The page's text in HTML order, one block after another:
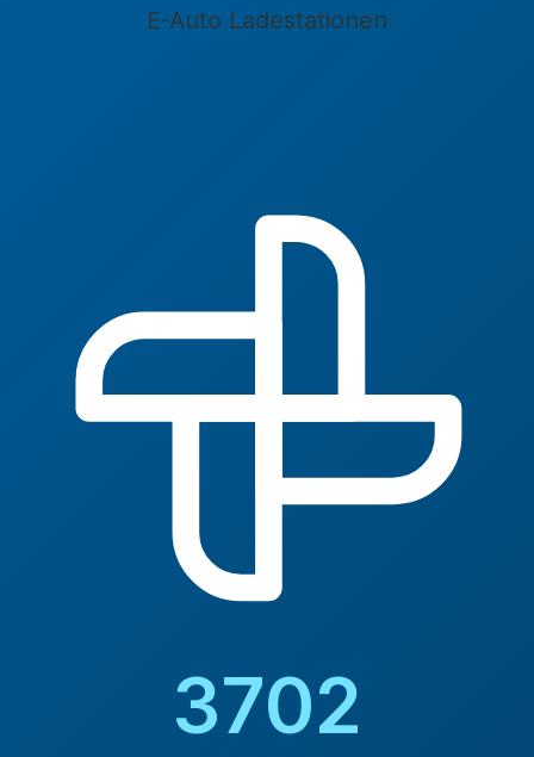
E-Auto Ladestationen
4200